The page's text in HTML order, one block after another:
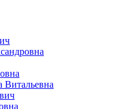
Витальевна